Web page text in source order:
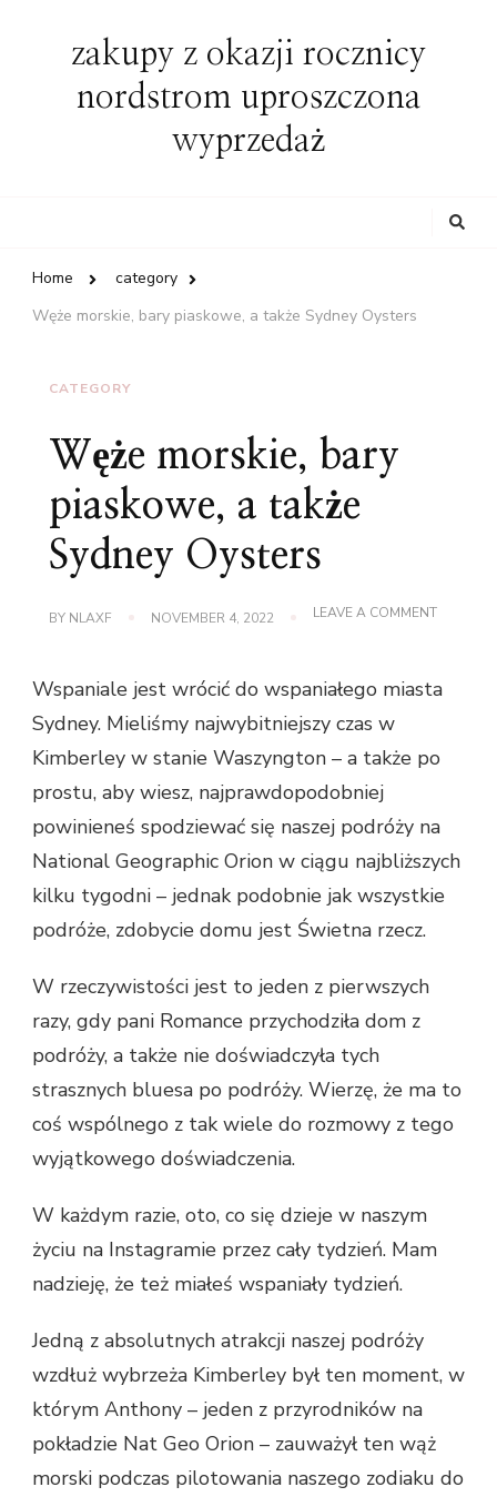
zakupy z okazji rocznicy
nordstrom uproszczona
wyprzedaż
Home
category
Węże morskie, bary piaskowe, a także Sydney Oysters
CATEGORY
Węże morskie, bary
piaskowe, a także
Sydney Oysters
BY NLAXF NOVEMBER 4, 2022 LEAVE A COMMENTON
OYSTERS
Wspaniale jest wrócić do wspaniałego miasta
Sydney. Mieliśmy najwybitniejszy czas w
Kimberley w stanie Waszyngton – a także po
prostu, aby wiesz, najprawdopodobniej
powinieneś spodziewać się naszej podróży na
National Geographic Orion w ciągu najbliższych
kilku tygodni – jednak podobnie jak wszystkie
podróże, zdobycie domu jest Świetna rzecz.
W rzeczywistości jest to jeden z pierwszych
razy, gdy pani Romance przychodziła dom z
podróży, a także nie doświadczyła tych
strasznych bluesa po podróży. Wierzę, że ma to
coś wspólnego z tak wiele do rozmowy z tego
wyjątkowego doświadczenia.
W każdym razie, oto, co się dzieje w naszym
życiu na Instagramie przez cały tydzień. Mam
nadzieję, że też miałeś wspaniały tydzień.
Jedną z absolutnych atrakcji naszej podróży
wzdłuż wybrzeża Kimberley był ten moment, w
którym Anthony – jeden z przyrodników na
pokładzie Nat Geo Orion – zauważył ten wąż
morski podczas pilotowania naszego zodiaku do